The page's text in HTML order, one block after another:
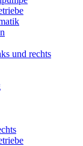
und rechts